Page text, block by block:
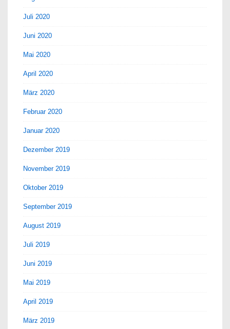
Juli 2020
Juni 2020
Mai 2020
April 2020
März 2020
Februar 2020
Januar 2020
Dezember 2019
November 2019
Oktober 2019
September 2019
August 2019
Juli 2019
Juni 2019
Mai 2019
April 2019
März 2019